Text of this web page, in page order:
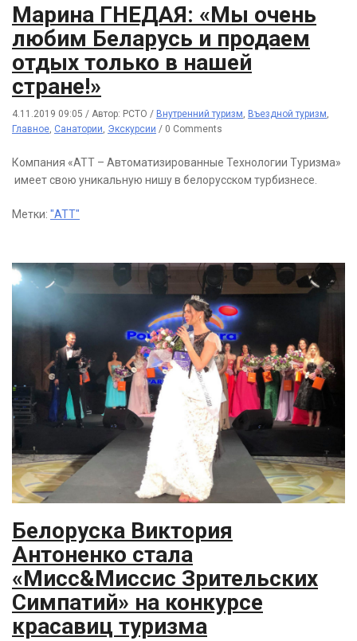
Марина ГНЕДАЯ: «Мы очень
любим Беларусь и продаем
отдых только в нашей
стране!»
4.11.2019 09:05 / Автор: РСТО / Внутренний туризм Въездной туризм
Главное Санатории Экскурсии / 0 Comments
Компания «АТТ – Автоматизированные Технологии Туризма»
имеет свою уникальную нишу в белорусском турбизнесе.
Метки: "АТТ"
Белоруска Виктория
Антоненко стала
«Мисс&Миссис Зрительских
Симпатий» на конкурсе
красавиц туризма